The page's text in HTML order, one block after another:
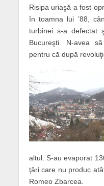
Risipa uriaşă a fost
în toamna lui ’88,
turbinei s-a
Bucureşti. N-avea
pentru că după
altul. S-au evaporat
ţări care nu produc
Romeo Zbarcea.